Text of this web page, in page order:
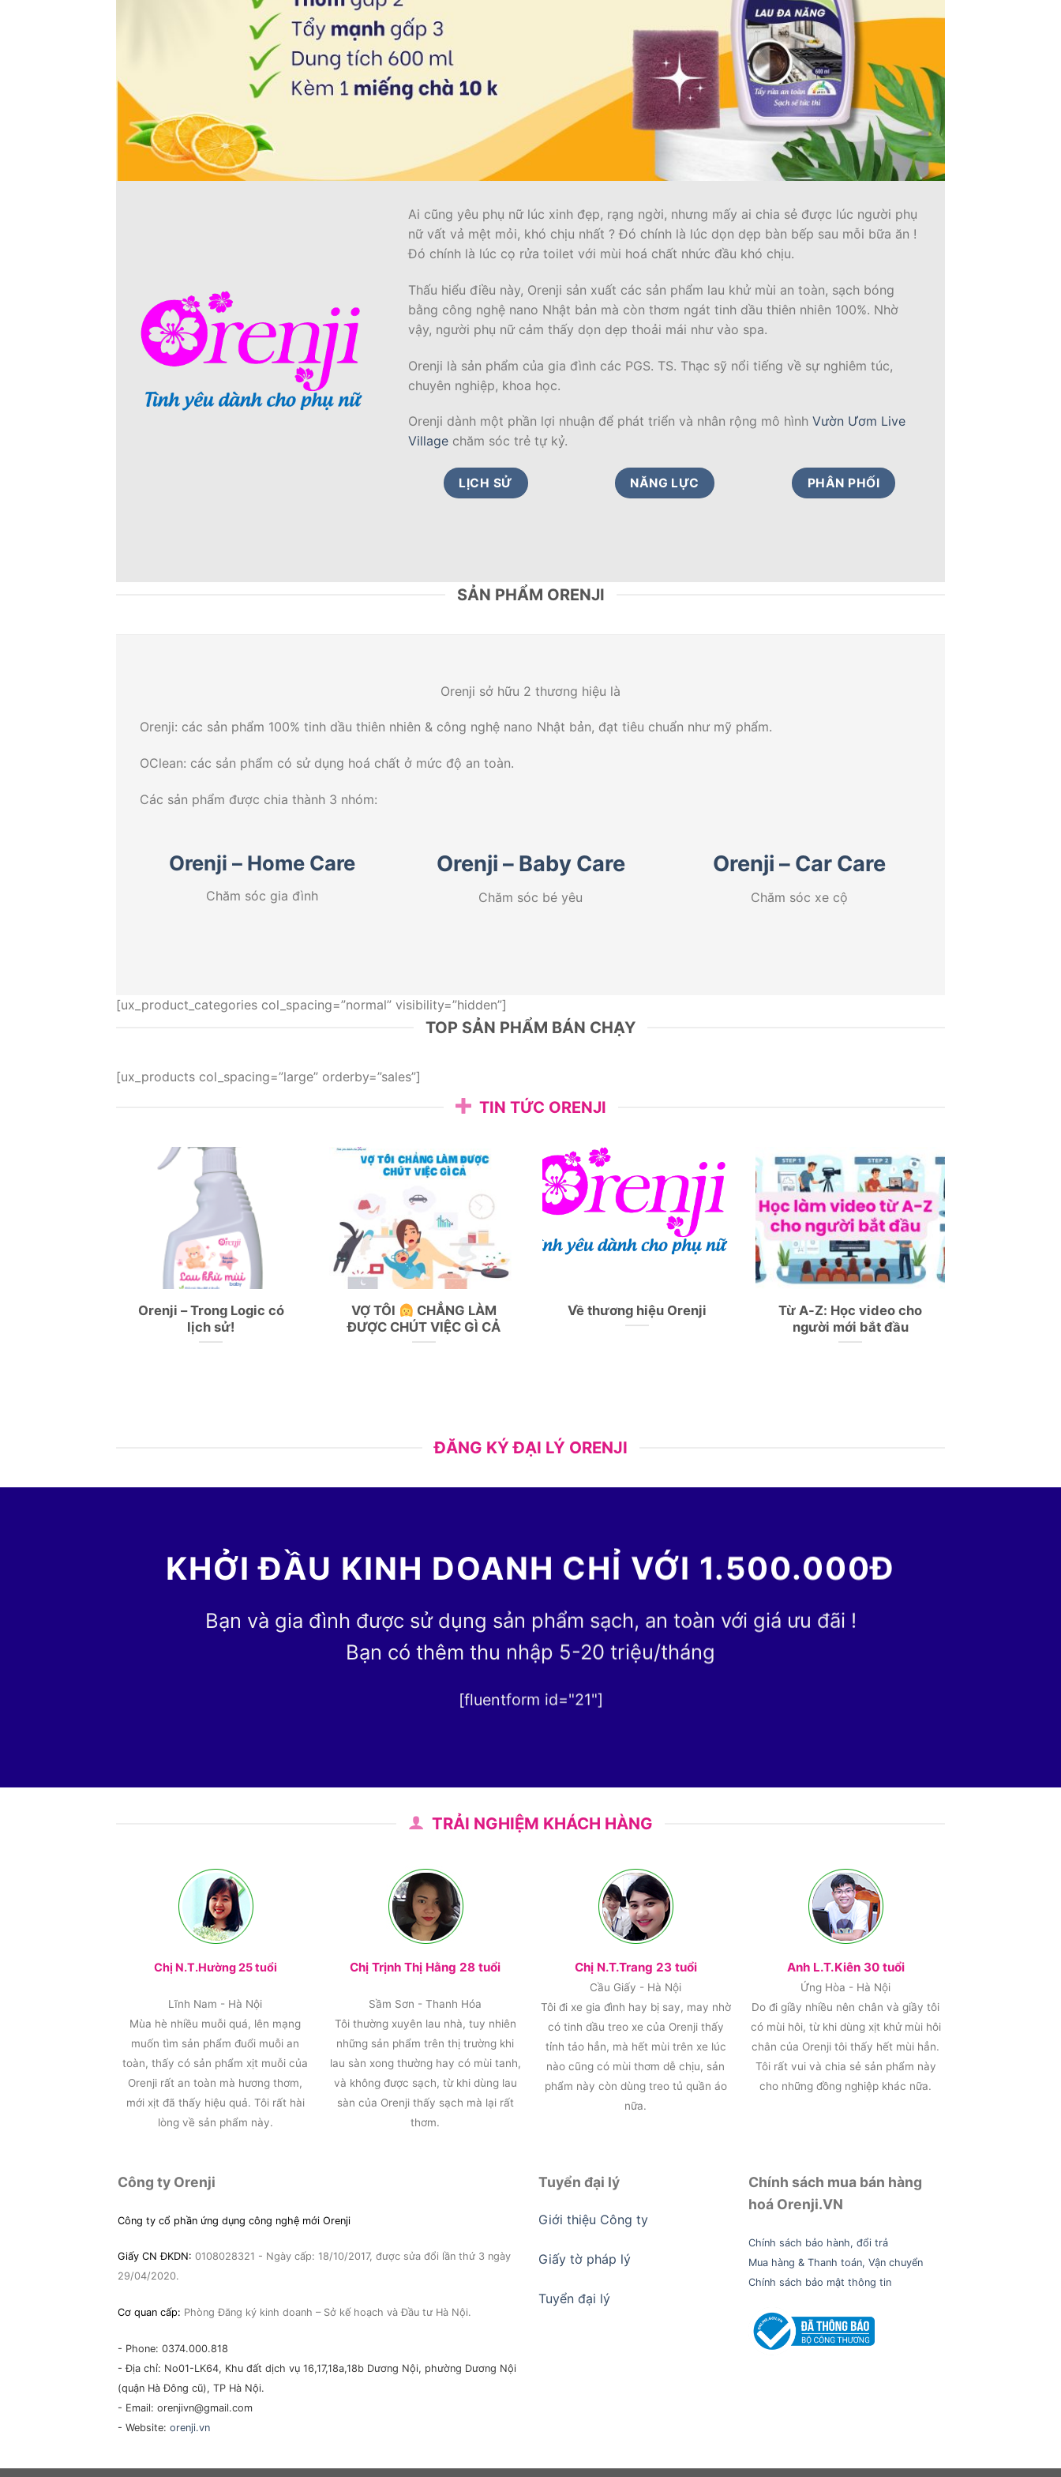
Ai cũng yêu phụ nữ lúc xinh đẹp, rạng ngời, nhưng mấy ai chia sẻ được lúc người phụ
nữ vất vả mệt mỏi, khó chịu nhất ? Đó chính là lúc dọn dẹp bàn bếp sau mỗi bữa ăn !
Đó chính là lúc cọ rửa toilet với mùi hoá chất nhức đầu khó chịu.
Thấu hiểu điều này, Orenji sản xuất các sản phẩm lau khử mùi an toàn, sạch bóng
bằng công nghệ nano Nhật bản mà còn thơm ngát tinh dầu thiên nhiên 100%. Nhờ
vậy, người phụ nữ cảm thấy dọn dẹp thoải mái như vào spa.
Orenji là sản phẩm của gia đình các PGS. TS. Thạc sỹ nổi tiếng về sự nghiêm túc,
chuyên nghiệp, khoa học.
Orenji dành một phần lợi nhuận để phát triển và nhân rộng mô hình Vườn Ươm Live
Village chăm sóc trẻ tự kỷ.
LỊCH SỬ NĂNG LỰC PHÂN PHỐI
SẢN PHẨM ORENJI
Orenji sở hữu 2 thương hiệu là
Orenji: các sản phẩm 100% tinh dầu thiên nhiên & công nghệ nano Nhật bản, đạt tiêu chuẩn như mỹ phẩm.
OClean: các sản phẩm có sử dụng hoá chất ở mức độ an toàn.
Các sản phẩm được chia thành 3 nhóm:
Orenji – Home Care
Chăm sóc gia đình
Orenji – Baby Care
Chăm sóc bé yêu
Orenji – Car Care
Chăm sóc xe cộ
[ux_product_categories col_spacing=”normal” visibility=”hidden”]
TOP SẢN PHẨM BÁN CHẠY
[ux_products col_spacing=”large” orderby=”sales”]
TIN TỨC ORENJI
Orenji – Trong Logic có
lịch sử!
VỢ TÔI
CHẲNG LÀM
ĐƯỢC CHÚT VIỆC GÌ CẢ
Về thương hiệu Orenji
Từ A-Z: Học video cho
người mới bắt đầu
ĐĂNG KÝ ĐẠI LÝ ORENJI
KHỞI ĐẦU KINH DOANH CHỈ VỚI 1.500.000Đ
Bạn và gia đình được sử dụng sản phẩm sạch, an toàn với giá ưu đãi !
Bạn có thêm thu nhập 5-20 triệu/tháng
[fluentform id="21"]
TRẢI NGHIỆM KHÁCH HÀNG
Chị N.T.Hường 25 tuổi
Lĩnh Nam - Hà Nội
Mùa hè nhiều muỗi quá, lên mạng
muốn tìm sản phẩm đuổi muỗi an
toàn, thấy có sản phẩm xịt muỗi của
Orenji rất an toàn mà hương thơm,
mới xịt đã thấy hiệu quả. Tôi rất hài
lòng về sản phẩm này.
Chị Trịnh Thị Hằng 28 tuổi
Sầm Sơn - Thanh Hóa
Tôi thường xuyên lau nhà, tuy nhiên
những sản phẩm trên thị trường khi
lau sàn xong thường hay có mùi tanh,
và không được sạch, từ khi dùng lau
sàn của Orenji thấy sạch mà lại rất
thơm.
Chị N.T.Trang 23 tuổi
Cầu Giấy - Hà Nội
Tôi đi xe gia đình hay bị say, may nhờ
có tinh dầu treo xe của Orenji thấy
tỉnh tảo hẳn, mà hết mùi trên xe lúc
nào cũng có mùi thơm dễ chịu, sản
phẩm này còn dùng treo tủ quần áo
nữa.
Anh L.T.Kiên 30 tuổi
Ứng Hòa - Hà Nội
Do đi giầy nhiều nên chân và giầy tôi
có mùi hôi, từ khi dùng xịt khử mùi hôi
chân của Orenji tôi thấy hết mùi hẳn.
Tôi rất vui và chia sẻ sản phẩm này
cho những đồng nghiệp khác nữa.
Công ty Orenji
Công ty cổ phần ứng dụng công nghệ mới Orenji
Giấy CN ĐKDN:0108028321 - Ngày cấp: 18/10/2017, được sửa đổi lần thứ 3 ngày
29/04/2020.
Cơ quan cấp: Phòng Đăng ký kinh doanh – Sở kế hoạch và Đầu tư Hà Nội.
- Phone: 0374.000.818
- Địa chỉ: No01-LK64, Khu đất dịch vụ 16,17,18a,18b Dương Nội, phường Dương Nội
(quận Hà Đông cũ), TP Hà Nội.
- Email: orenjivn@gmail.com
- Website:orenji.vn
Tuyển đại lý
Giới thiệu Công ty
Giấy tờ pháp lý
Tuyển đại lý
Chính sách mua bán hàng
hoá Orenji.VN
Chính sách bảo hành, đổi trả
Mua hàng & Thanh toán, Vận chuyển
Chính sách bảo mật thông tin